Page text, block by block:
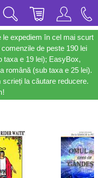
le expediem în cel mai scurt
de peste 190 lei
taxa e 19 lei); EasyBox,
română (sub taxa e 25 lei).
la căutare reducere.